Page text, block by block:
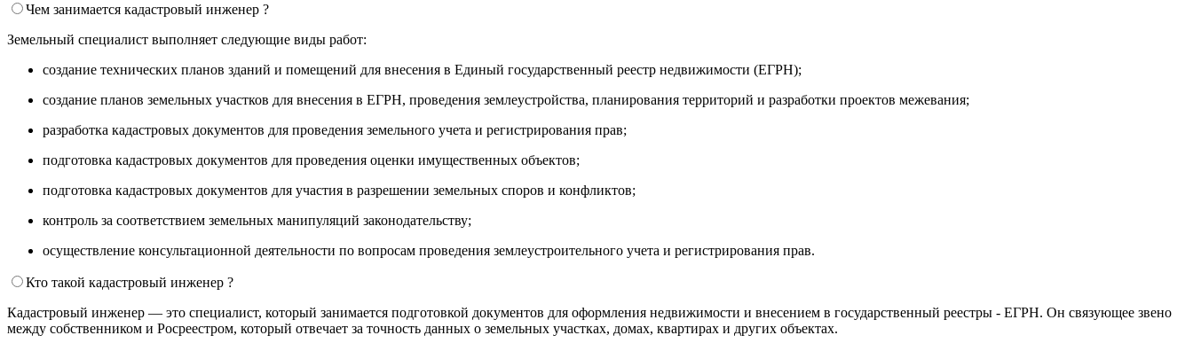
Чем занимается кадастровый инженер ?
Земельный специалист выполняет следующие виды работ:
создание технических планов зданий и помещений для внесения в Единый государственный реестр недвижимости (ЕГРН);
создание планов земельных участков для внесения в ЕГРН, проведения землеустройства, планирования территорий и разработки проектов межевания;
разработка кадастровых документов для проведения земельного учета и регистрирования прав;
подготовка кадастровых документов для проведения оценки имущественных объектов;
подготовка кадастровых документов для участия в разрешении земельных споров и конфликтов;
контроль за соответствием земельных манипуляций законодательству;
осуществление консультационной деятельности по вопросам проведения землеустроительного учета и регистрирования прав.
Кто такой кадастровый инженер ?
Кадастровый инженер — это специалист, который занимается подготовкой документов для оформления недвижимости и внесением в государственный реестры - ЕГРН. Он связующее звено
между собственником и Росреестром, который отвечает за точность данных о земельных участках, домах, квартирах и других объектах.